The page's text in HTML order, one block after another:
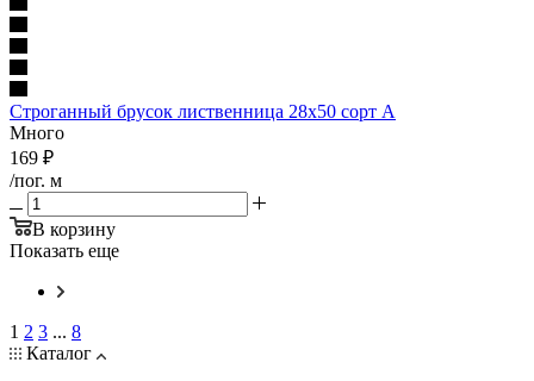
Строганный брусок лиственница 28х50 сорт А
Много
169 ₽
/пог. м
В корзину
Показать еще
1 2 3 ... 8
Каталог